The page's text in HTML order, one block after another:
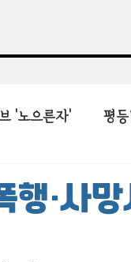
'노으른자' 평
행·사